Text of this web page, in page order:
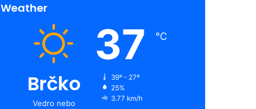
Weather
Brčko
Vedro nebo
37 ℃
39º - 27º
25%
3.77 km/h